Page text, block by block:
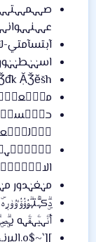
آبتسآمتي-
ẶǮĕšh.
مہٰغہٰدور
أنۧہيۧہقۧہه